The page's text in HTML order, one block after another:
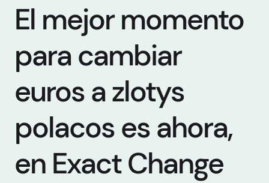
El mejor momento
para cambiar
euros a zlotys
polacos es ahora,
en Exact Change